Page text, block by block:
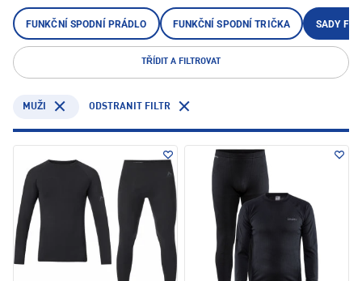
FUNKČNÍ SPODNÍ PRÁDLO FUNKČNÍ SPODNÍ TRIČKA SADY
TŘÍDIT A FILTROVAT
MUŽI ODSTRANIT FILTR